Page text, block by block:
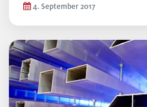
4. September 2017